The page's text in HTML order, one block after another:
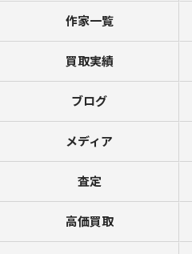
作家一覧
買取実績
ブログ
メディア
査定
高価買取